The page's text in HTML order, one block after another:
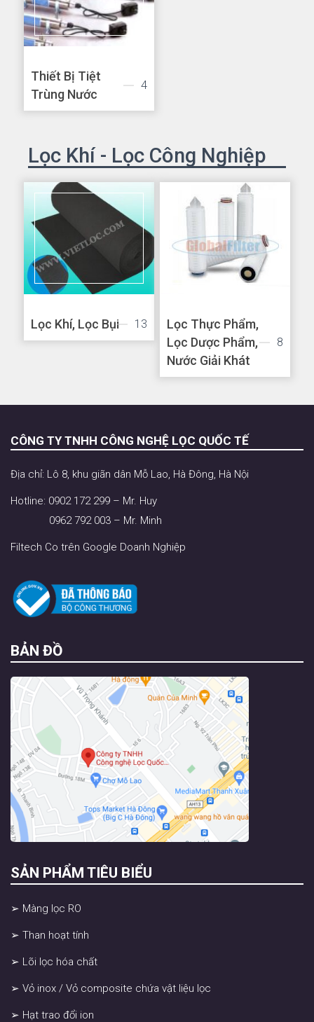
Thiết Bị Tiệt
Trùng Nước
4
Lọc Khí - Lọc Công Nghiệp
Lọc Khí, Lọc Bụi 13
Lọc Thực Phẩm,
Lọc Dược Phẩm,
Nước Giải Khát
8
CÔNG TY TNHH CÔNG NGHỆ LỌC QUỐC TẾ
Địa chỉ: Lô 8, khu giãn dân Mỗ Lao, Hà Đông, Hà Nội
Hotline: 0902 172 299 – Mr. Huy
0962 792 003 – Mr. Minh
Filtech Co trên Google Doanh Nghiệp
BẢN ĐỒ
SẢN PHẨM TIÊU BIỂU
➢ Màng lọc RO
➢ Than hoạt tính
➢ Lõi lọc hóa chất
➢ Vỏ inox / Vỏ composite chứa vật liệu lọc
➢ Hạt trao đổi ion